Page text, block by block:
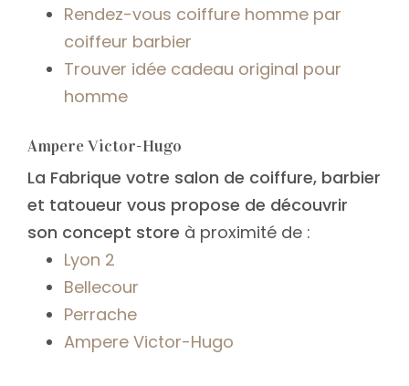
Rendez-vous coiffure homme par
coiffeur barbier
Trouver idée cadeau original pour
homme
Ampere Victor-Hugo
La Fabrique votre salon de coiffure, barbier
et tatoueur vous propose de découvrir
son concept store à proximité de :
Lyon 2
Bellecour
Perrache
Ampere Victor-Hugo